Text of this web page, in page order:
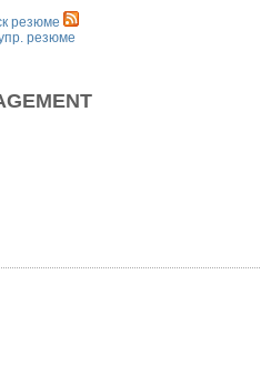
резюме
резюме